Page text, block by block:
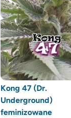
Kong 47 (Dr.
Underground)
feminizowane